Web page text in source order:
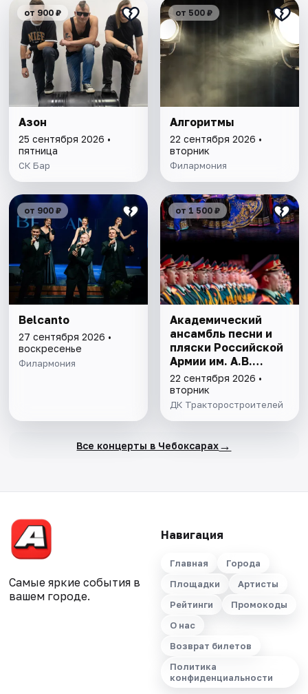
от 900 ₽
Азон
25 сентября 2026 •
пятница
СК Бар
от 500 ₽
Алгоритмы
22 сентября 2026 •
вторник
Филармония
от 900 ₽
Belcanto
27 сентября 2026 •
воскресенье
Филармония
от 1 500 ₽
Академический
ансамбль песни и
пляски Российской
Армии им. А.В.
Александрова
22 сентября 2026 •
вторник
ДК Тракторостроителей
Все концерты в Чебоксарах→
Самые яркие события в
вашем городе.
Навигация
Главная
Города
Площадки
Артисты
Рейтинги
Промокоды
О нас
Возврат билетов
Политика
конфиденциальности